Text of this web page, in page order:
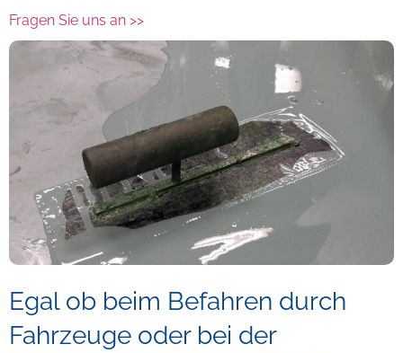
Fragen Sie uns an >>
Egal ob beim Befahren durch
Fahrzeuge oder bei der